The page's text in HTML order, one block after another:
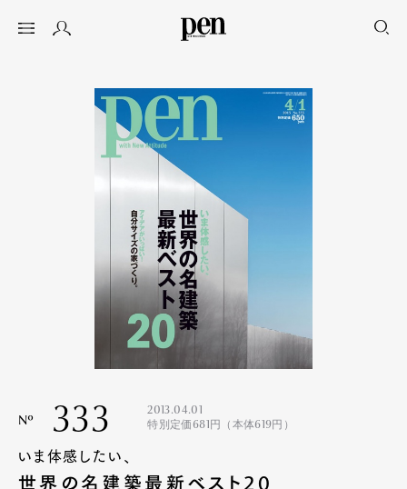
Nº 333
2013.04.01
特別定価681円（本体619円）
いま体感したい、
世界の名建築最新ベスト20